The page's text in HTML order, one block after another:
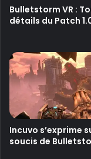
Bulletstorm VR :
détails du Patch
Incuvo s’exprime
soucis de